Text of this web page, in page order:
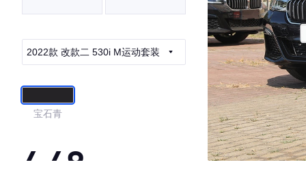
2022款 改款二 530i M运动套装
宝石青
4.48